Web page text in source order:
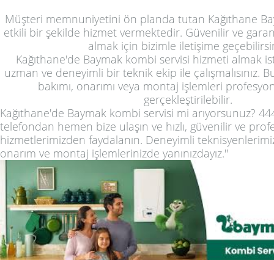
Müşteri memnuniyetini ön planda tutan Kağıthane
etkili bir şekilde hizmet vermektedir. Güvenilir ve
almak için bizimle iletişime
Kağıthane'de Baymak kombi servisi hizmeti almak
uzman ve deneyimli bir teknik ekip ile çalışmalısınız.
bakımı, onarımı veya montaj işlemleri
gerçekleştirilebilir.
Kağıthane'de Baymak kombi servisi mi arıyorsunuz?
telefondan hemen bize ulaşın ve hızlı, güvenilir ve
hizmetlerimizden faydalanın. Deneyimli
onarım ve montaj işlemlerinizde yanınızdayız."